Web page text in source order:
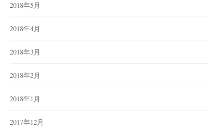
2018年5月
2018年4月
2018年3月
2018年2月
2018年1月
2017年12月